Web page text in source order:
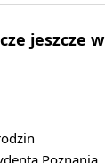
jeszcze w